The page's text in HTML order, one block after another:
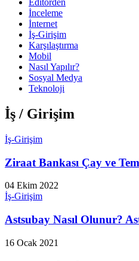
Editörden
İnceleme
İnternet
İş-Girişim
Karşılaştırma
Mobil
Nasıl Yapılır?
Sosyal Medya
Teknoloji
İş / Girişim
İş-Girişim
Ziraat Bankası Çay ve
04 Ekim 2022
İş-Girişim
Astsubay Nasıl Olunur?
16 Ocak 2021